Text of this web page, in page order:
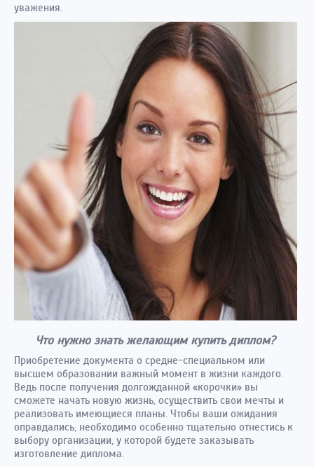
уважения.
Что нужно знать желающим купить диплом?
Приобретение документа о средне-специальном или
высшем образовании важный момент в жизни каждого.
Ведь после получения долгожданной «корочки» вы
сможете начать новую жизнь, осуществить свои мечты и
реализовать имеющиеся планы. Чтобы ваши ожидания
оправдались, необходимо особенно тщательно отнестись к
выбору организации, у которой будете заказывать
изготовление диплома.